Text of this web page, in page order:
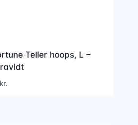
Teller hoops, L –
kr.